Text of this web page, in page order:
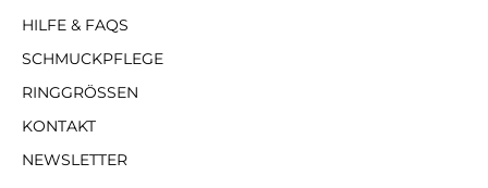
HILFE & FAQS
SCHMUCKPFLEGE
RINGGRÖSSEN
KONTAKT
NEWSLETTER